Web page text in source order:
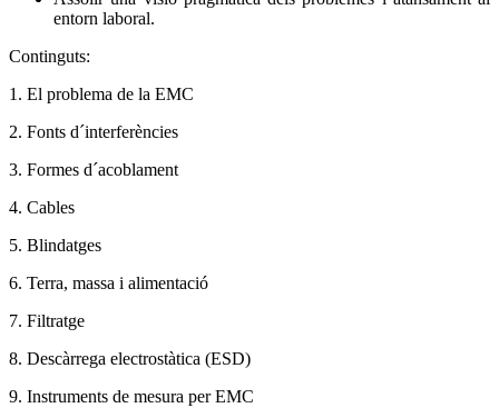
entorn laboral.
Continguts:
1. El problema de la EMC
2. Fonts d´interferències
3. Formes d´acoblament
4. Cables
5. Blindatges
6. Terra, massa i alimentació
7. Filtratge
8. Descàrrega electrostàtica (ESD)
9. Instruments de mesura per EMC